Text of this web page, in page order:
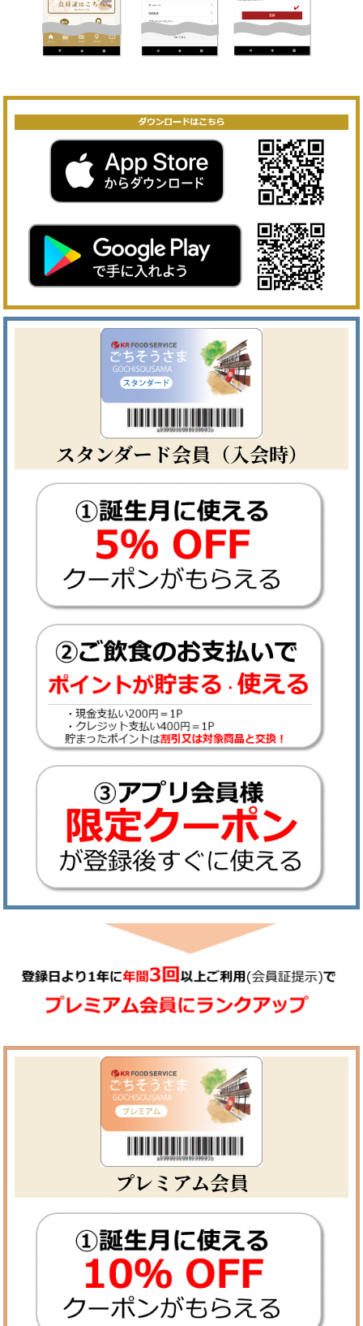
スタンダード会員（入会時）
プレミアム会員